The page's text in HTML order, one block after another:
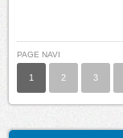
PAGE NAVI
1 2 3